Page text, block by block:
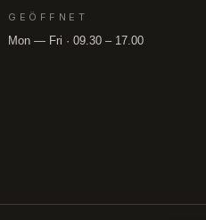
GEÖFFNET
Mon — Fri · 09.30 – 17.00